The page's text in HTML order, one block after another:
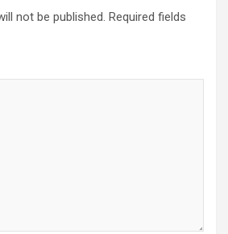
not be published. Required fields